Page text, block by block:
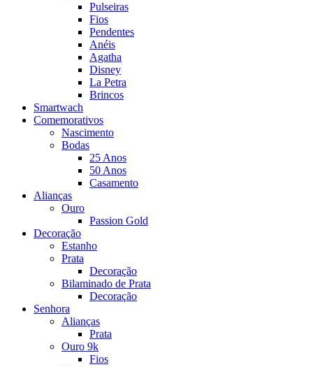
Pulseiras
Fios
Pendentes
Anéis
Agatha
Disney
La Petra
Brincos
Smartwach
Comemorativos
Nascimento
Bodas
25 Anos
50 Anos
Casamento
Alianças
Ouro
Passion Gold
Decoração
Estanho
Prata
Decoração
Bilaminado de Prata
Decoração
Senhora
Alianças
Prata
Ouro 9k
Fios